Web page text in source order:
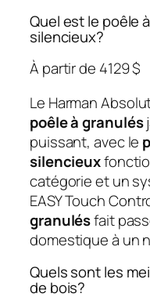
Quel est le poêle
silencieux?
À partir de 4129 $
Le Harman
poêle à granulés
puissant, avec le
silencieux
catégorie et un
EASY Touch
granulésfait
domestique à un
Quels sont les
de bois?